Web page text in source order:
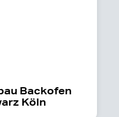
Backofen
Köln